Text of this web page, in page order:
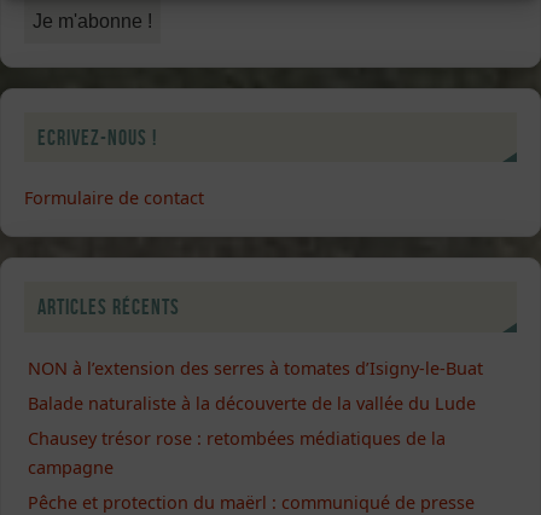
Ecrivez-nous !
Formulaire de contact
Articles récents
NON à l’extension des serres à tomates d’Isigny-le-Buat
Balade naturaliste à la découverte de la vallée du Lude
Chausey trésor rose : retombées médiatiques de la
campagne
Pêche et protection du maërl : communiqué de presse